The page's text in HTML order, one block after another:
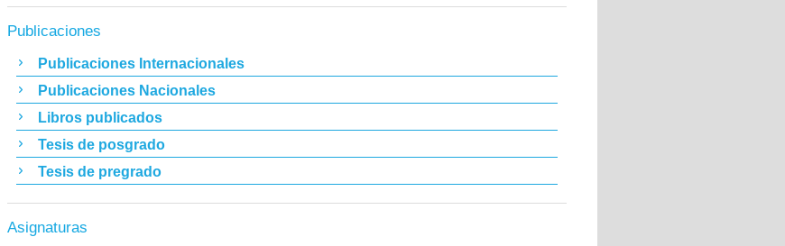
Publicaciones
Publicaciones Internacionales
Publicaciones Nacionales
Libros publicados
Tesis de posgrado
Tesis de pregrado
Asignaturas